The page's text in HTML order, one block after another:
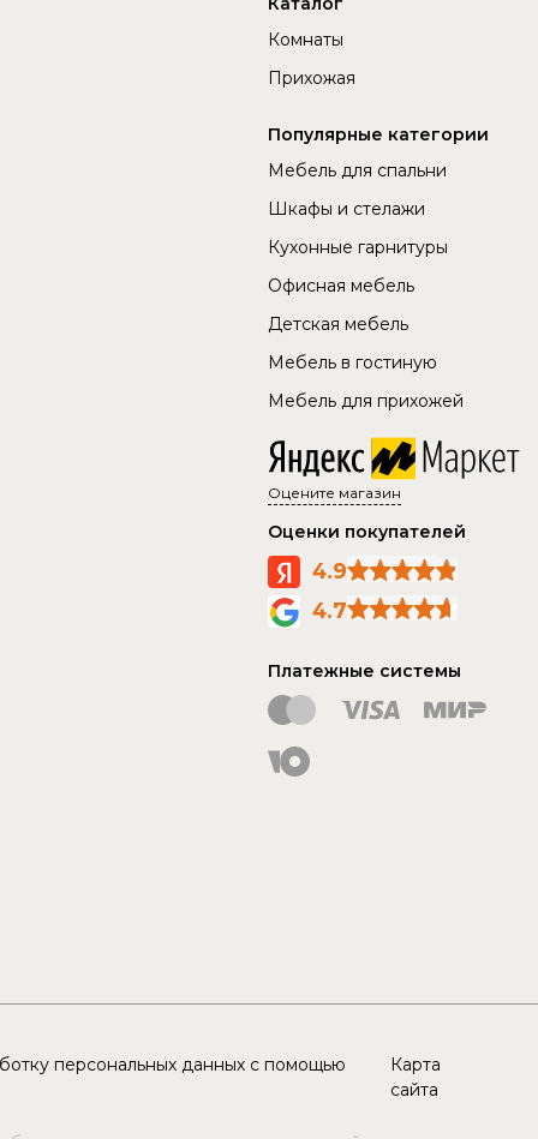
Комнаты
Прихожая
Популярные категории
Мебель для спальни
Шкафы и стелажи
Кухонные гарнитуры
Офисная мебель
Детская мебель
Мебель в гостиную
Мебель для прихожей
Оцените магазин
Оценки покупателей
4.9
4.7
Платежные системы
персональных данных с помощью
Карта
сайта